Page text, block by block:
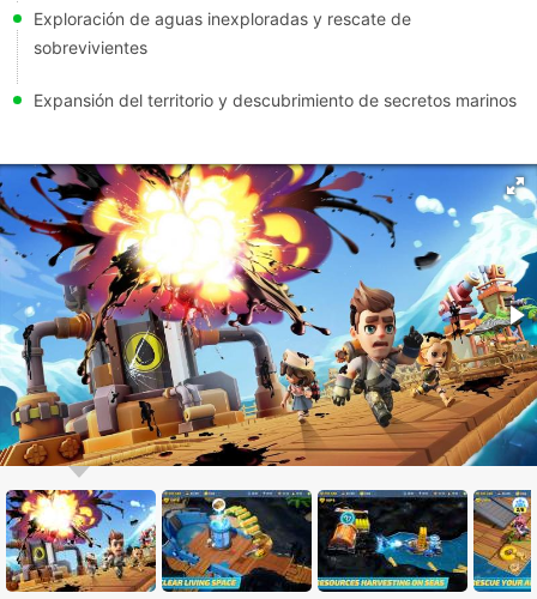
Exploración de aguas inexploradas y rescate de
sobrevivientes
Expansión del territorio y descubrimiento de secretos marinos